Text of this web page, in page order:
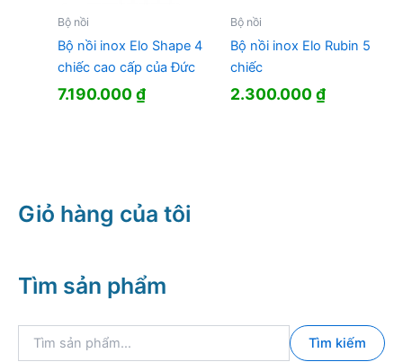
Bộ nồi
Bộ nồi inox Elo Shape 4
chiếc cao cấp của Đức
7.190.000₫
Bộ nồi
Bộ nồi inox Elo Rubin 5
chiếc
2.300.000₫
Giỏ hàng của tôi
Tìm sản phẩm
Tìm kiếm